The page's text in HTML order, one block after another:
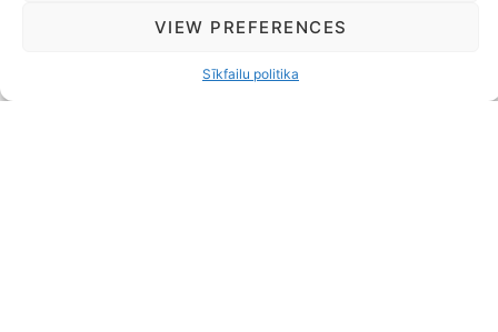
VIEW PREFERENCES
Sīkfailu politika
JAUTĀJIET
PAR JAUNIEŠU AKADĒMIJA